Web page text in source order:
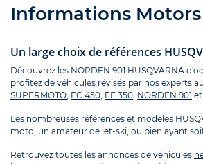
Informations
Un large choix de références
Découvrez les NORDEN 901 HUSQVARNA
profitez de véhicules révisés par nos experts
SUPERMOTO FC 450 FE 350 NORDEN 901
Les nombreuses références et modèles
moto, un amateur de jet-ski, ou bien ayant
Retrouvez toutes les annonces de véhicules